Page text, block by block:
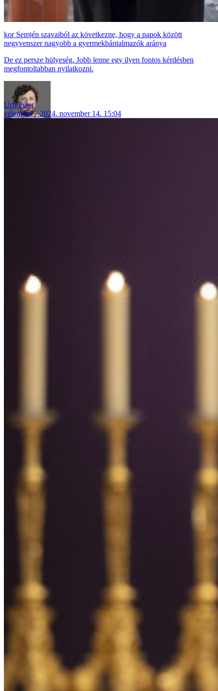
Semjén szavaiból az következne, hogy a papok között
negyvenszer nagyobb a gyermekbántalmazók aránya
De ez persze hülyeség. Jobb lenne egy ilyen fontos kérdésben
megfontoltabban nyilatkozni.
Urfi Péter
vélemény
2024. november 14. 15:04